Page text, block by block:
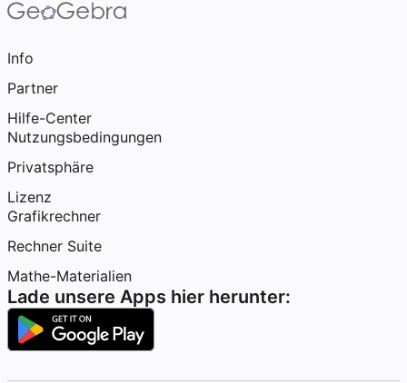
Info
Partner
Hilfe-Center
Nutzungsbedingungen
Privatsphäre
Lizenz
Grafikrechner
Rechner Suite
Mathe-Materialien
Lade unsere Apps hier herunter: